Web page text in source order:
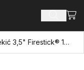
Pretraži
Adapter čekić 3,5" Firestick® 1000 Kutija - 3,5" API Reg Box 8T